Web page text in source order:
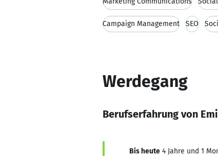
Campaign Management SEO
Werdegang
Berufserfahrung von
Bis heute 4 Jahre und 1